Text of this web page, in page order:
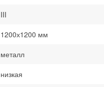
III
1200х1200 мм
металл
низкая